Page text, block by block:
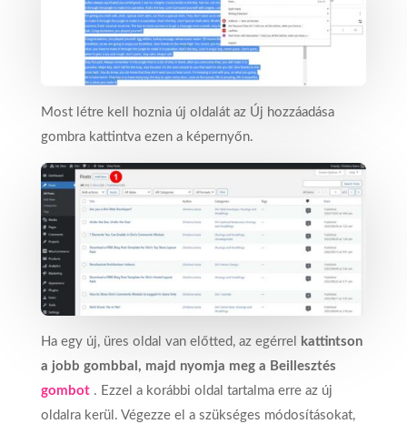
Most létre kell hoznia új oldalát az Új hozzáadása
gombra kattintva ezen a képernyőn.
Ha egy új, üres oldal van előtted, az egérrel
kattintson
a jobb gombbal, majd nyomja meg a Beillesztés
gombot. Ezzel a korábbi oldal tartalma erre az új
oldalra kerül. Végezze el a szükséges módosításokat,